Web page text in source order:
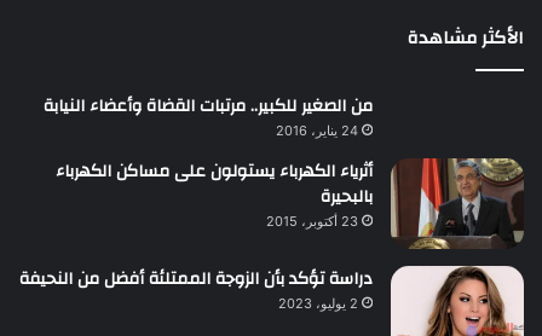
الأكثر مشاهدة
من الصغير للكبير.. مرتبات القضاة وأعضاء النيابة
24 يناير، 2016
أثرياء الكهرباء يستولون على مساكن الكهرباء
بالبحيرة
23 أكتوبر، 2015
دراسة تؤكد بأن الزوجة الممتلئة أفضل من النحيفة
2 يوليو، 2023